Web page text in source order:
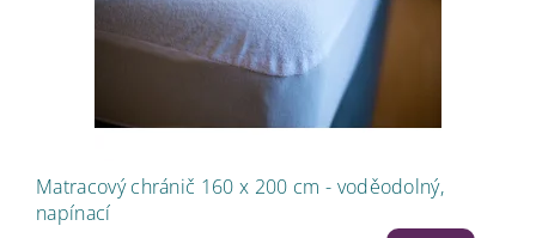
Matracový chránič 160 x 200 cm - voděodolný,
napínací